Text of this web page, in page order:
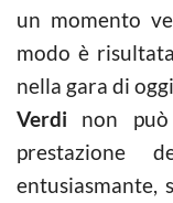
un momento
modo è
nella gara di
Verdi non può
prestazione
entusiasmante,